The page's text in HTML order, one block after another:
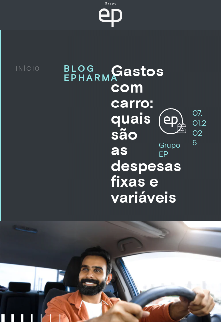
INÍCIO
BLOG
EPHARMAGastos
com
carro:
quais
são
as
despesas
fixas e
variáveis
Grupo
EP
07.
01.2
02
5